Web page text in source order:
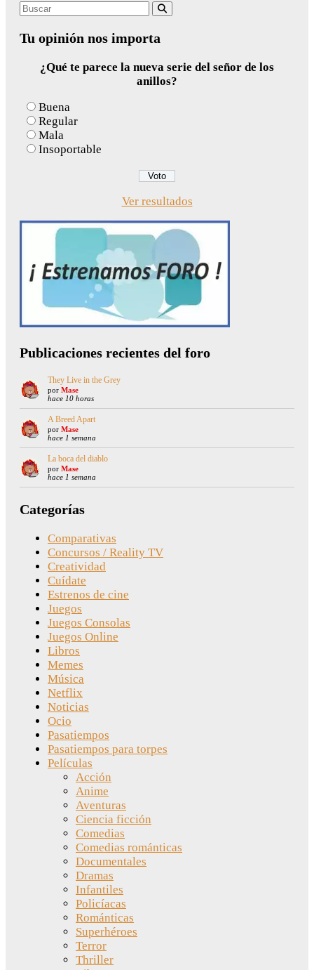
Search
Tu opinión nos importa
¿Qué te parece la nueva serie del señor de los
anillos?
Buena
Regular
Mala
Insoportable
Ver resultados
Publicaciones recientes del foro
They Live in the Grey
por Mase
hace 10 horas
A Breed Apart
por Mase
hace 1 semana
La boca del diablo
por Mase
hace 1 semana
Categorías
Comparativas
Concursos / Reality TV
Creatividad
Cuídate
Estrenos de cine
Juegos
Juegos Consolas
Juegos Online
Libros
Memes
Música
Netflix
Noticias
Ocio
Pasatiempos
Pasatiempos para torpes
Películas
Acción
Anime
Aventuras
Ciencia ficción
Comedias
Comedias románticas
Documentales
Dramas
Infantiles
Policíacas
Románticas
Superhéroes
Terror
Thriller